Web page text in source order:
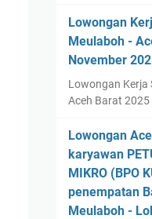
Lowongan
Meulaboh -
November
Lowongan Kerja
Aceh Barat 2025
Lowongan
karyawan
MIKRO (BPO
penempatan
Meulaboh -